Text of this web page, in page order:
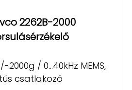
2262B-2000
/ 0...40kHz MEMS,
csatlakozó